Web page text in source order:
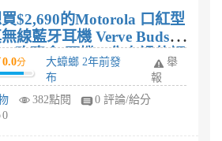
$2,690的Motorola 口紅型
線藍牙耳機 Verve Buds
玫瑰金)耳機，你有過的評
何?
0.0分
大蟑螂 2年前發
布
舉
報
382點閱
0 評論/給分
0